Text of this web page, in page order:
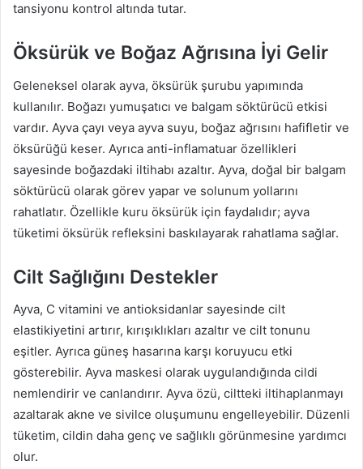
tansiyonu kontrol altında tutar.
Öksürük ve Boğaz Ağrısına İyi Gelir
Geleneksel olarak ayva, öksürük şurubu yapımında
kullanılır. Boğazı yumuşatıcı ve balgam söktürücü etkisi
vardır. Ayva çayı veya ayva suyu, boğaz ağrısını hafifletir ve
öksürüğü keser. Ayrıca anti-inflamatuar özellikleri
sayesinde boğazdaki iltihabı azaltır. Ayva, doğal bir balgam
söktürücü olarak görev yapar ve solunum yollarını
rahatlatır. Özellikle kuru öksürük için faydalıdır; ayva
tüketimi öksürük refleksini baskılayarak rahatlama sağlar.
Cilt Sağlığını Destekler
Ayva, C vitamini ve antioksidanlar sayesinde cilt
elastikiyetini artırır, kırışıklıkları azaltır ve cilt tonunu
eşitler. Ayrıca güneş hasarına karşı koruyucu etki
gösterebilir. Ayva maskesi olarak uygulandığında cildi
nemlendirir ve canlandırır. Ayva özü, ciltteki iltihaplanmayı
azaltarak akne ve sivilce oluşumunu engelleyebilir. Düzenli
tüketim, cildin daha genç ve sağlıklı görünmesine yardımcı
olur.